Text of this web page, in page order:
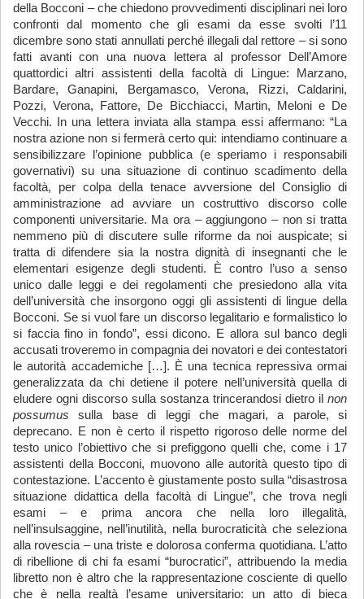
della Bocconi – che chiedono provvedimenti disciplinari nei loro
confronti dal momento che gli esami da esse svolti l’11
dicembre sono stati annullati perché illegali dal rettore – si sono
fatti avanti con una nuova lettera al professor Dell’Amore
quattordici altri assistenti della facoltà di Lingue: Marzano,
Bardare, Ganapini, Bergamasco, Verona, Rizzi, Caldarini,
Pozzi, Verona, Fattore, De Bicchiacci, Martin, Meloni e De
Vecchi. In una lettera inviata alla stampa essi affermano: “La
nostra azione non si fermerà certo qui: intendiamo continuare a
sensibilizzare l’opinione pubblica (e speriamo i responsabili
governativi) su una situazione di continuo scadimento della
facoltà, per colpa della tenace avversione del Consiglio di
amministrazione ad avviare un costruttivo discorso colle
componenti universitarie. Ma ora – aggiungono – non si tratta
nemmeno più di discutere sulle riforme da noi auspicate; si
tratta di difendere sia la nostra dignità di insegnanti che le
elementari esigenze degli studenti. È contro l’uso a senso
unico dalle leggi e dei regolamenti che presiedono alla vita
dell’università che insorgono oggi gli assistenti di lingue della
Bocconi. Se si vuol fare un discorso legalitario e formalistico lo
si faccia fino in fondo”, essi dicono. E allora sul banco degli
accusati troveremo in compagnia dei novatori e dei contestatori
le autorità accademiche […]. È una tecnica repressiva ormai
generalizzata da chi detiene il potere nell’università quella di
eludere ogni discorso sulla sostanza trincerandosi dietro il non
possumus sulla base di leggi che magari, a parole, si
deprecano. E non è certo il rispetto rigoroso delle norme del
testo unico l’obiettivo che si prefiggono quelli che, come i 17
assistenti della Bocconi, muovono alle autorità questo tipo di
contestazione. L’accento è giustamente posto sulla “disastrosa
situazione didattica della facoltà di Lingue”, che trova negli
esami – e prima ancora che nella loro illegalità,
nell’insulsaggine, nell’inutilità, nella burocraticità che seleziona
alla rovescia – una triste e dolorosa conferma quotidiana. L’atto
di ribellione di chi fa esami “burocratici”, attribuendo la media
libretto non è altro che la rappresentazione cosciente di quello
che è nella realtà l’esame universitario: un atto di bieca